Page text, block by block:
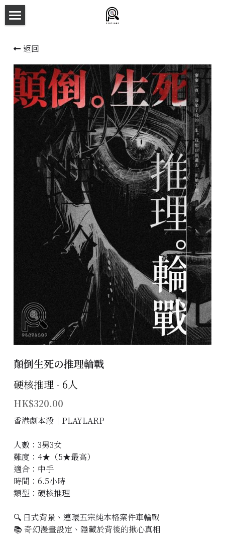
新本預告
主持人檔案
劇本相冊
拼團快團群組
劇本殺介紹
新手須知
預約方法
主題房間
主持/劇本招募
到址及團建服務
傳媒報道
聯絡我們
Instagram
返回
顛倒生死の推理輪戰
硬核推理 - 6人
HK$320.00
香港劇本殺│PLAYLARP
人數：3男3女
難度：4★（5★最高）
適合：中手
時間：6.5小時
類型：硬核推理
🔍 日式背景、連環五宗純本格案件車輪戰
📚 奇幻漫畫設定、隱藏於背後的揪心真相
商品分類
所有商品分類